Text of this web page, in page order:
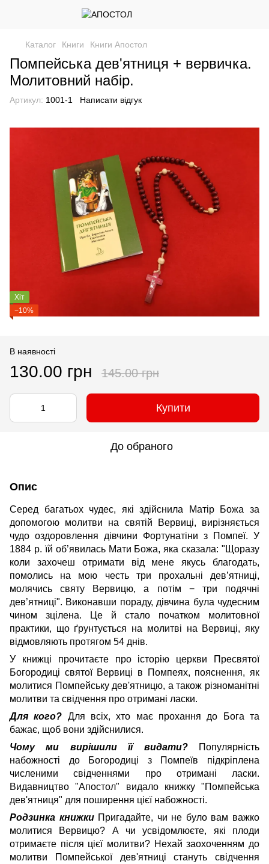
Каталог Книги Книги Апостол
Помпейська дев'ятниця + вервичка.
Молитовний набір.
Артикул: 1001-1 Написати відгук
Хіт
−10%
В наявності
130.00 грн 145.00 грн
Купити
До обраного
Опис
Cеред багатьох чудес, які здійснила Матір Божа за
допомогою молитви на святій Вервиці, вирізняється
чудо оздоровлення дівчини Фортунатіни з Помпеї. У
1884 р. їй об’явилась Мати Божа, яка сказала: "Щоразу
коли захочеш отримати від мене якусь благодать,
помолись на мою честь три прохальні дев’ятниці,
молячись святу Вервицю, а потім − три подячні
дев’ятниці". Виконавши пораду, дівчина була чудесним
чином зцілена. Це й стало початком молитовної
практики, що ґрунтується на молитві на Вервиці, яку
відмовляють протягом 54 днів.
У книжці прочитаєте про історію церкви Пресвятої
Богородиці святої Вервиці в Помпеях, пояснення, як
молитися Помпейську дев'ятницю, а також різноманітні
молитви та свідчення про отримані ласки.
Для кого? Для всіх, хто має прохання до Бога та
бажає, щоб вони здійснилися.
Чому ми вирішили її видати?Популярність
набожності до Богородиці з Помпеїв підкріплена
численими свідченнями про отримані ласки.
Видавництво "Апостол" видало книжку "Помпейська
дев'ятниця" для поширення цієї набожності.
Родзинка книжки Пригадайте, чи не було вам важко
молитися Вервицю? А чи усвідомлюєте, які плоди
отримаєте після цієї молитви? Нехай заохоченням до
молитви Помпейської дев'ятниці стануть свідчення